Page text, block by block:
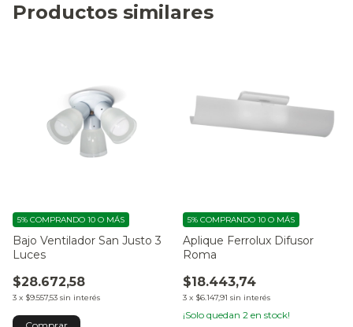
Productos similares
Bajo Ventilador San Justo 3
Luces
$28.672,58
3 x $9.557,53 sin interés
5% COMPRANDO 10 O MÁS
Aplique Ferrolux Difusor
Roma
$18.443,74
3 x $6.147,91 sin interés
5% COMPRANDO 10 O MÁS
¡Solo quedan 2 en stock!